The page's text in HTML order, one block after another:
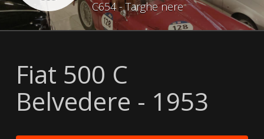
C654 - Targhe nere
Fiat 500 C
Belvedere - 1953